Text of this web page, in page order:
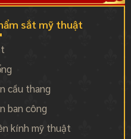
sắt mỹ thuật
cầu thang
ban công
kính mỹ thuật